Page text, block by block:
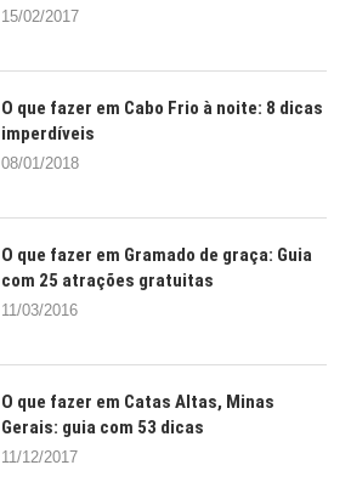
15/02/2017
O que fazer em Cabo Frio à noite: 8 dicas
imperdíveis
08/01/2018
O que fazer em Gramado de graça: Guia
com 25 atrações gratuitas
11/03/2016
O que fazer em Catas Altas, Minas
Gerais: guia com 53 dicas
11/12/2017